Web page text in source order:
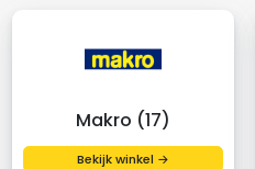
Makro (17)
Bekijk winkel →